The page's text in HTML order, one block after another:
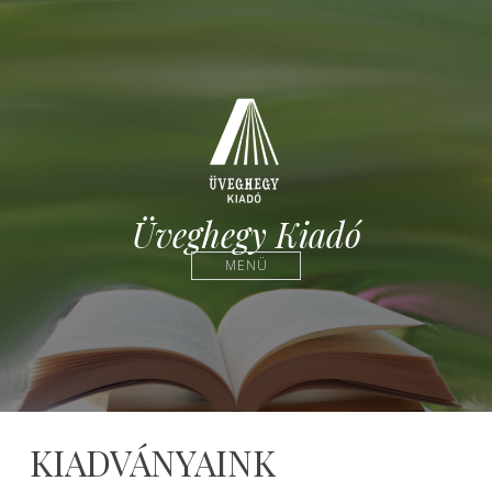
Üveghegy Kiadó
MENÜ
KIADVÁNYAINK